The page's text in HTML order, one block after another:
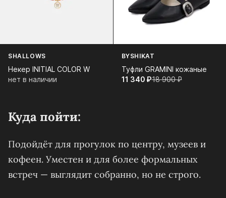
SHALLOWS
Некер INITIAL COLOR W
нет в наличии
BYSHIKAT
Туфли GRAMINI кожаные
11 340⁠ ⁠₽18 900⁠ ⁠₽
Куда пойти:
Подойдёт для прогулок по центру, музеев и
кофеен. Уместен и для более формальных
встреч — выглядит собранно, но не строго.